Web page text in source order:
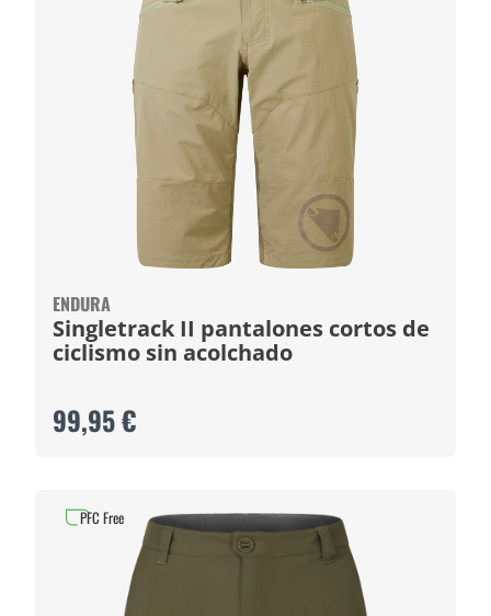
ENDURA
Singletrack II pantalones cortos de
ciclismo sin acolchado
99,95 €
PFC Free